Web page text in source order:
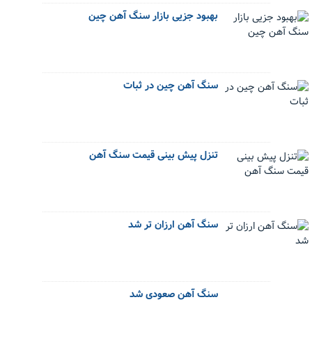
بهبود جزیی بازار سنگ آهن چین
سنگ آهن چین در ثبات
تنزل پیش بینی قیمت سنگ آهن
سنگ آهن ارزان تر شد
سنگ آهن صعودی شد